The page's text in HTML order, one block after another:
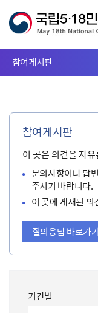
참여게시판
참여게시판
이 곳은 의견을 자
문의사항이나 답
주시기 바랍니다.
이 곳에 게재된
질의응답 바로가기
기간별